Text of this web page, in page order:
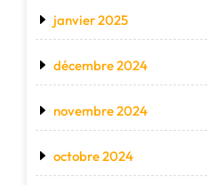
janvier 2025
décembre 2024
novembre 2024
octobre 2024